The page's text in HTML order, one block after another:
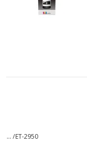
... /ET-2950